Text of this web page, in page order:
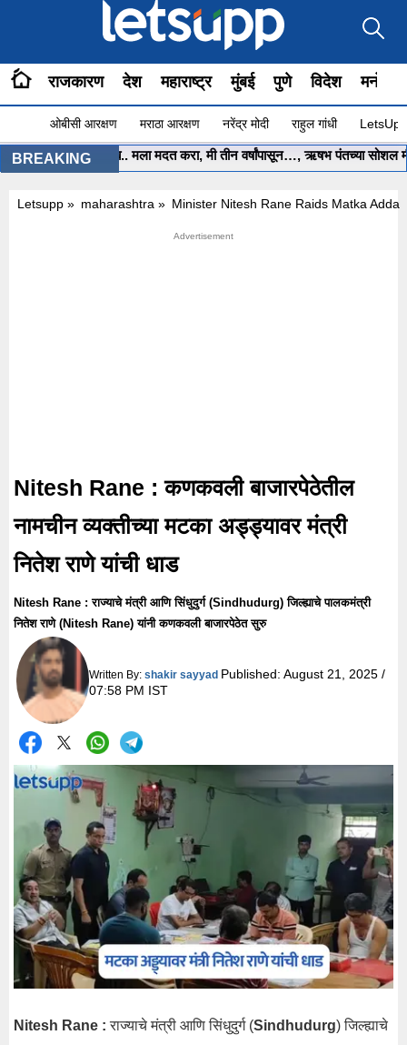
राजकारण देश महाराष्ट्र मुंबई पुणे विदेश
ओबीसी आरक्षण मराठा आरक्षण नरेंद्र मोदी राहुल गांधी
BREAKING
मुख्यमंत्री साहेब.. मला मदत करा, मी तीन वर्षांपासून…, ऋषभ पंतच्या सोशल
Letsupp » maharashtra » Minister Nitesh Rane Raids Matka Adda
Nitesh Rane : कणकवली बाजारपेठेतील
नामचीन व्यक्तीच्या मटका अड्ड्यावर मंत्री
नितेश राणे यांची धाड
Nitesh Rane : राज्याचे मंत्री आणि सिंधुदुर्ग (Sindhudurg) जिल्ह्याचे पालकमंत्री
नितेश राणे (Nitesh Rane) यांनी कणकवली बाजारपेठेत सुरु
Written By:shakir sayyad Published:August 21, 2025 /
07:58 PM IST
Nitesh Rane : राज्याचे मंत्री आणि सिंधुदुर्ग (Sindhudurg) जिल्ह्याचे